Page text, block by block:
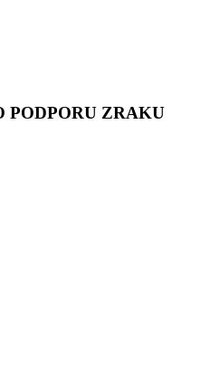
PODPORU ZRAKU